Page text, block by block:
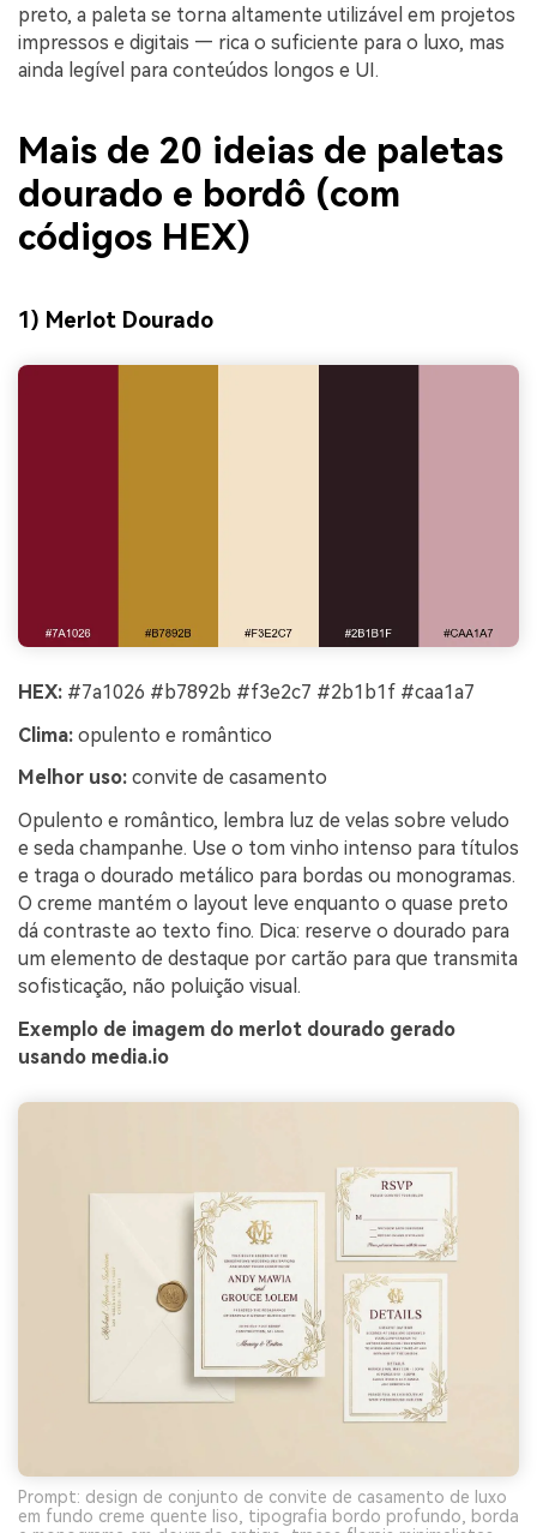
preto, a paleta se torna altamente utilizável em projetos
impressos e digitais — rica o suficiente para o luxo, mas
ainda legível para conteúdos longos e UI.
Mais de 20 ideias de paletas
dourado e bordô (com
códigos HEX)
1) Merlot Dourado
HEX: #7a1026 #b7892b #f3e2c7 #2b1b1f #caa1a7
Clima: opulento e romântico
Melhor uso: convite de casamento
Opulento e romântico, lembra luz de velas sobre veludo
e seda champanhe. Use o tom vinho intenso para títulos
e traga o dourado metálico para bordas ou monogramas.
O creme mantém o layout leve enquanto o quase preto
dá contraste ao texto fino. Dica: reserve o dourado para
um elemento de destaque por cartão para que transmita
sofisticação, não poluição visual.
Exemplo de imagem do merlot dourado gerado
usando media.io
Prompt: design de conjunto de convite de casamento de luxo
em fundo creme quente liso, tipografia bordo profundo, borda